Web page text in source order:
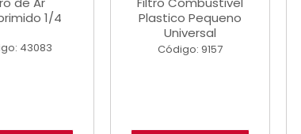
1/4
43083
Plastico Pequeno
Universal
Código: 9157